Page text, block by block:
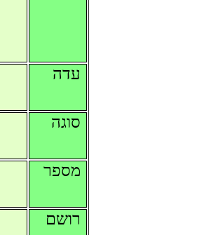
עדה
סוגה
מספר
רושם